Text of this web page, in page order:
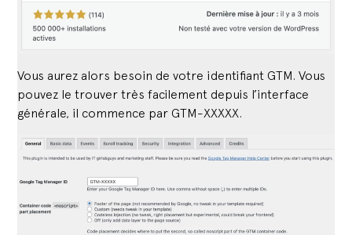
Vous aurez alors besoin de votre identifiant GTM. Vous
pouvez le trouver très facilement depuis l’interface
générale, il commence par GTM-XXXXX.